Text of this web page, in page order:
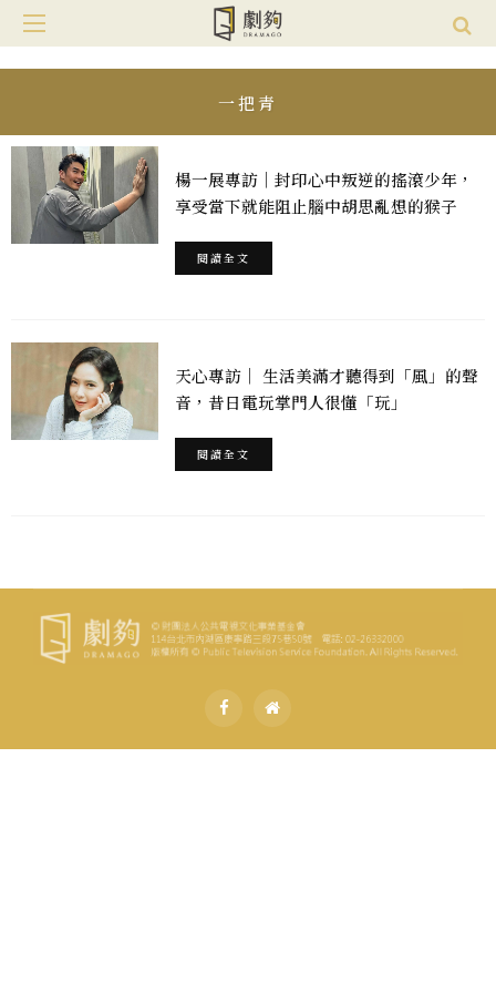
一把青
楊一展專訪｜封印心中叛逆的搖滾少年，
享受當下就能阻止腦中胡思亂想的猴子
閱讀全文
天心專訪｜ 生活美滿才聽得到「風」的聲
音，昔日電玩掌門人很懂「玩」
閱讀全文